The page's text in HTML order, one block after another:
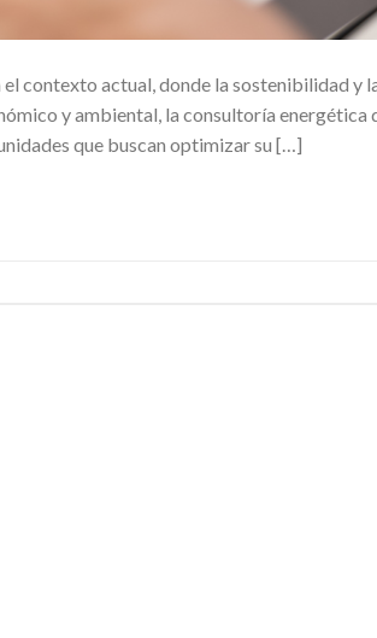
contexto actual, donde la sostenibilidad y
y ambiental, la consultoría energética
que buscan optimizar su […]